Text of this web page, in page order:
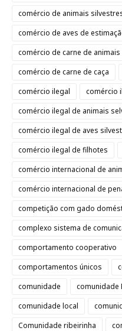
comércio de animais
comércio de aves de
comércio de carne de
comércio de carne de caça
comércio ilegal
comércio
comércio ilegal de animais
comércio ilegal de aves
comércio ilegal de filhotes
comércio internacional de
comércio internacional de
competição com gado
complexo sistema de
comportamento cooperativo
comportamentos únicos
comunidade
comunidade
comunidade local
Comunidade ribeirinha